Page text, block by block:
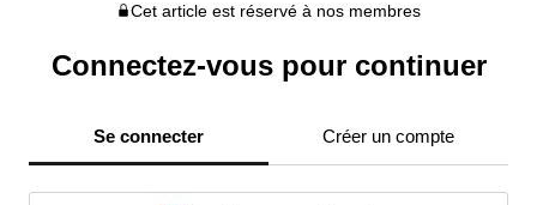
Cet article est réservé à nos membres
Connectez-vous pour continuer
Se connecter Créer un compte